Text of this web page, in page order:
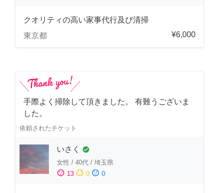
クオリティの高い家事代行及び清掃
東京都
¥6,000
手際よく掃除して頂きました。 有難うございま
した。
依頼されたチケット
いさく check_circle
女性 / 40代 / 埼玉県
sentiment_satisfied 13 sentiment_neutral 0 sentiment_dissatisfied 0